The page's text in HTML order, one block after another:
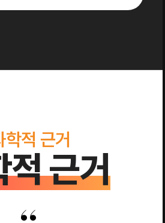
학적 근거
적 근거